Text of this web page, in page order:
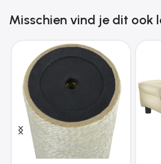
Misschien vind je dit ook